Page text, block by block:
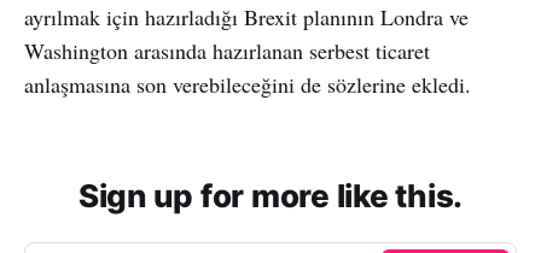
ayrılmak için hazırladığı Brexit planının Londra ve
Washington arasında hazırlanan serbest ticaret
anlaşmasına son verebileceğini de sözlerine ekledi.
Sign up for more like this.